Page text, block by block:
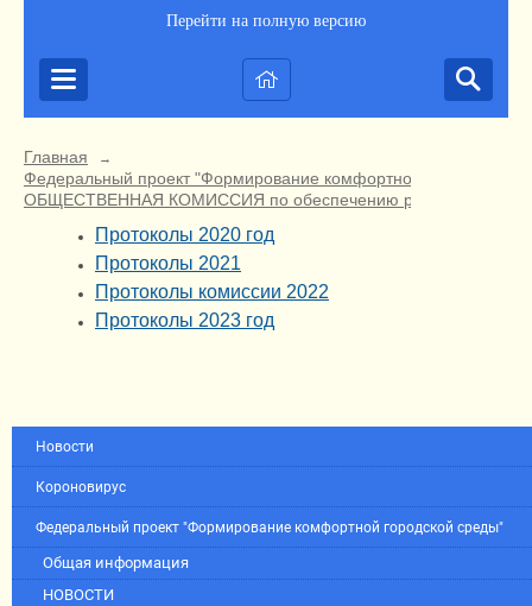
Перейти на полную версию
Главная →
Федеральный проект "Формирование комфортной городской
ОБЩЕСТВЕННАЯ КОМИССИЯ по обеспечению реализации
Протоколы 2020 год
Протоколы 2021
Протоколы комиссии 2022
Протоколы 2023 год
Новости
Короновирус
Федеральный проект "Формирование комфортной городской среды"
Общая информация
НОВОСТИ